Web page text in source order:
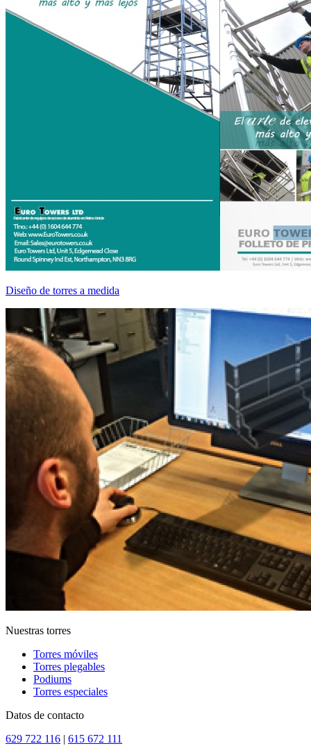
Diseño de torres a medida
Nuestras torres
Torres móviles
Torres plegables
Podiums
Torres especiales
Datos de contacto
629 722 116 | 615 672 111